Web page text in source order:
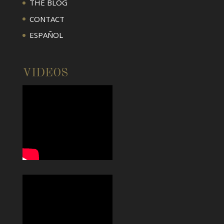
THE BLOG
CONTACT
ESPAÑOL
VIDEOS